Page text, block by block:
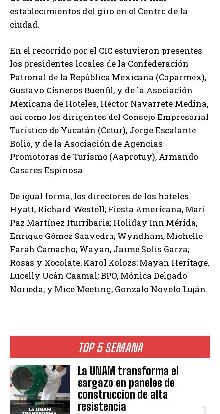
TOP 5 SEMANA
La UNAM transforma el
sargazo en paneles de
construccion de alta
resistencia
establecimientos del giro en el Centro de la
ciudad.
En el recorrido por el CIC estuvieron presentes
los presidentes locales de la Confederación
Patronal de la República Mexicana (Coparmex),
Gustavo Cisneros Buenfil, y de la Asociación
Mexicana de Hoteles, Héctor Navarrete Medina,
así como los dirigentes del Consejo Empresarial
Turístico de Yucatán (Cetur), Jorge Escalante
Bolio, y de la Asociación de Agencias
Promotoras de Turismo (Aaprotuy), Armando
Casares Espinosa.
De igual forma, los directores de los hoteles
Hyatt, Richard Westell; Fiesta Americana, Mari
Paz Martínez Iturribaria; Holiday Inn Mérida,
Enrique Gómez Saavedra; Wyndham, Michelle
Farah Camacho; Wayan, Jaime Solís Garza;
Rosas y Xocolate, Karol Kolozs; Mayan Heritage,
Lucelly Ucán Caamal; BPO, Mónica Delgado
Norieda; y Mice Meeting, Gonzalo Novelo Luján.